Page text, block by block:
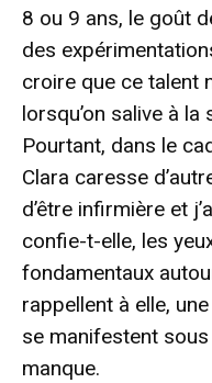
8 ou 9 ans, le goût
des
croire que ce talent
lorsqu’on salive à
Pourtant, dans le
Clara caresse
d’être infirmière et
confie-t-elle, les
fondamentaux
rappellent à elle,
se manifestent
manque.